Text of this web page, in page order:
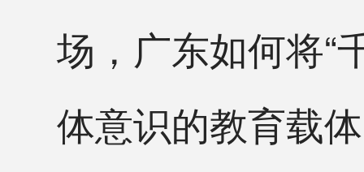
场，广东如何将“
体意识的教育载